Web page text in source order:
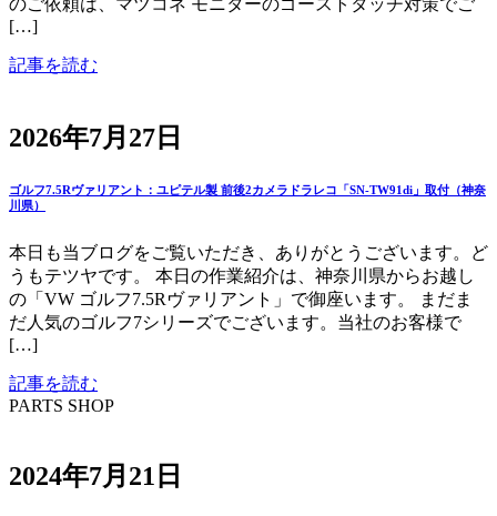
[…]
記事を読む
2026年7月27日
ゴルフ7.5Rヴァリアント：ユピテル製 前後2カメラドラレコ「SN-TW91di」取付（神奈
川県）
本日も当ブログをご覧いただき、ありがとうございます。ど
うもテツヤです。 本日の作業紹介は、神奈川県からお越し
の「VW ゴルフ7.5Rヴァリアント」で御座います。 まだま
だ人気のゴルフ7シリーズでございます。当社のお客様で
[…]
記事を読む
PARTS SHOP
2024年7月21日